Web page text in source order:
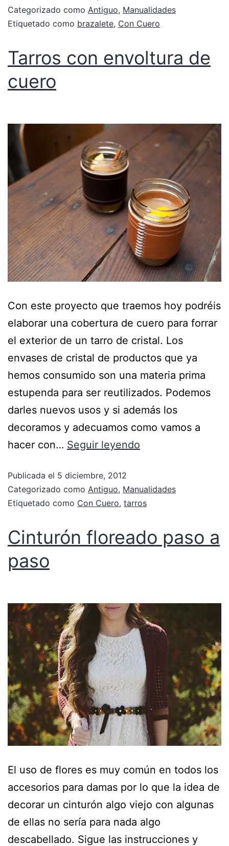
Categorizado como Antiguo, Manualidades
Etiquetado como brazalete, Con Cuero
Tarros con envoltura de
cuero
Con este proyecto que traemos hoy podréis
elaborar una cobertura de cuero para forrar
el exterior de un tarro de cristal. Los
envases de cristal de productos que ya
hemos consumido son una materia prima
estupenda para ser reutilizados. Podemos
darles nuevos usos y si además los
decoramos y adecuamos como vamos a
hacer con… Seguir leyendo
Publicada el 5 diciembre, 2012
Categorizado como Antiguo, Manualidades
Etiquetado como Con Cuero, tarros
Cinturón floreado paso a
paso
El uso de flores es muy común en todos los
accesorios para damas por lo que la idea de
decorar un cinturón algo viejo con algunas
de ellas no sería para nada algo
descabellado. Sigue las instrucciones y